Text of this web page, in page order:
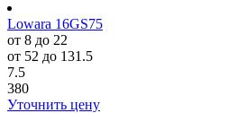
Lowara 16GS75
от 8 до 22
от 52 до 131.5
7.5
380
Уточнить цену